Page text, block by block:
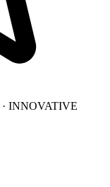
· INNOVATIVE